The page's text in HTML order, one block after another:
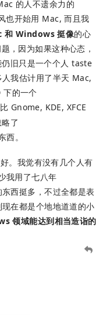
的人不遗余力的
也开始用 Mac, 而且我
和 Windows 挺像的心
，因为如果这种心态，
旧只是一个个人 taste
我估计用了半天 Mac,
的一个
Gnome, KDE, XFCE
了
西。
。我觉有没有几个人有
我用了七八年
西挺多，不过全都是表
在都是个地地道道的小
领域能达到相当造诣的